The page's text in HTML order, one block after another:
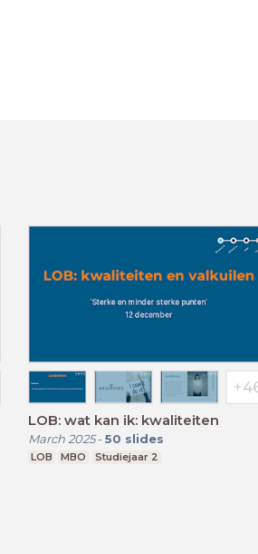
LOB: wat kan ik: kwaliteiten
March 2025- 50 slides
LOB MBO Studiejaar 2